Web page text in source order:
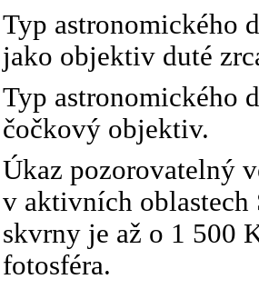
Typ astronomického
jako objektiv duté
Typ astronomického
čočkový objektiv.
Úkaz pozorovatelný
v aktivních oblastech
skvrny je až o 1 500
fotosféra.